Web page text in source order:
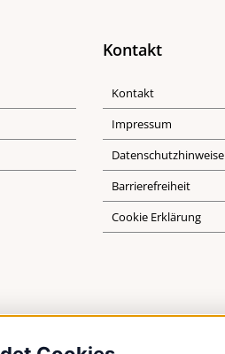
Kontakt
Kontakt
Impressum
Datenschutzhinweise
Barrierefreiheit
Cookie Erklärung